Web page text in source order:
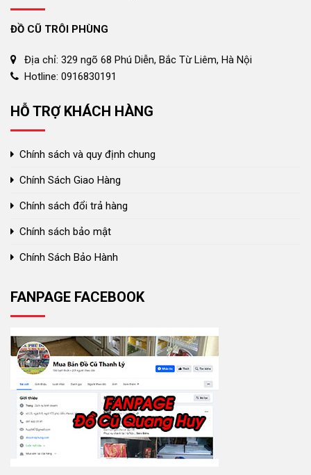
ĐỒ CŨ TRÔI PHÙNG
Địa chỉ: 329 ngõ 68 Phú Diễn, Bắc Từ Liêm, Hà Nội
Hotline: 0916830191
HỖ TRỢ KHÁCH HÀNG
Chính sách và quy định chung
Chính Sách Giao Hàng
Chính sách đổi trả hàng
Chính sách bảo mật
Chính Sách Bảo Hành
FANPAGE FACEBOOK